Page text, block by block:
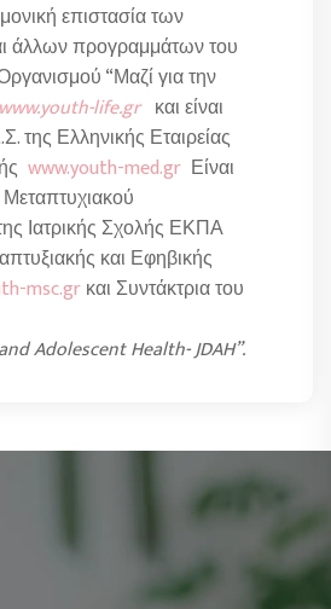
επιστασία των
άλλων προγραμμάτων του
“Μαζί για την
www.youth-life.gr και είναι
της Ελληνικής Εταιρείας
www.youth-med.gr Είναι
Ιατρικής Σχολής ΕΚΠΑ
και Εφηβικής
msc.grκαι Συντάκτρια του
Adolescent Health- JDAH”.